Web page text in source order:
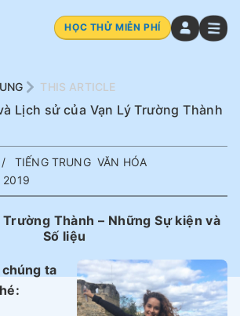
HỌC THỬ MIỄN PHÍ
THIS ARTICLE
Lịch sử của Vạn Lý Trường Thành
TIẾNG TRUNG VĂN HÓA
2019
Trường Thành – Những Sự kiện và
Số liệu
ta